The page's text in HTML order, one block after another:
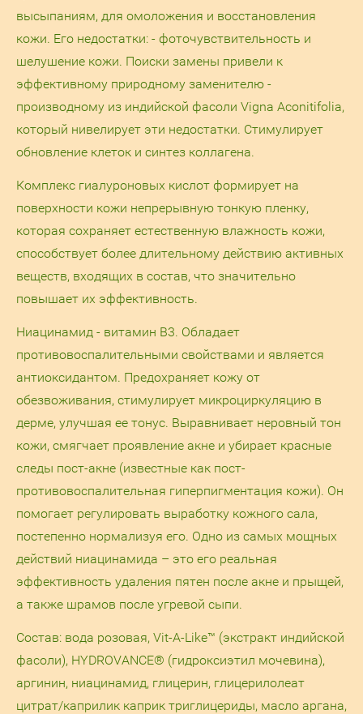
высыпаниям, для омоложения и восстановления
кожи. Его недостатки: - фоточувствительность и
шелушение кожи. Поиски замены привели к
эффективному природному заменителю -
производному из индийской фасоли Vigna Aconitifolia,
который нивелирует эти недостатки. Стимулирует
обновление клеток и синтез коллагена.
Комплекс гиалуроновых кислот формирует на
поверхности кожи непрерывную тонкую пленку,
которая сохраняет естественную влажность кожи,
способствует более длительному действию активных
веществ, входящих в состав, что значительно
повышает их эффективность.
Ниацинамид - витамин В3. Обладает
противовоспалительными свойствами и является
антиоксидантом. Предохраняет кожу от
обезвоживания, стимулирует микроциркуляцию в
дерме, улучшая ее тонус. Выравнивает неровный тон
кожи, смягчает проявление акне и убирает красные
следы пост-акне (известные как пост-
противовоспалительная гиперпигментация кожи). Он
помогает регулировать выработку кожного сала,
постепенно нормализуя его. Одно из самых мощных
действий ниацинамида – это его реальная
эффективность удаления пятен после акне и прыщей,
а также шрамов после угревой сыпи.
Состав: вода розовая, Vit-A-Like™ (экстракт индийской
фасоли), HYDROVANCE® (гидроксиэтил мочевина),
аргинин, ниацинамид, глицерин, глицерилолеат
цитрат/каприлик каприк триглицериды, масло аргана,